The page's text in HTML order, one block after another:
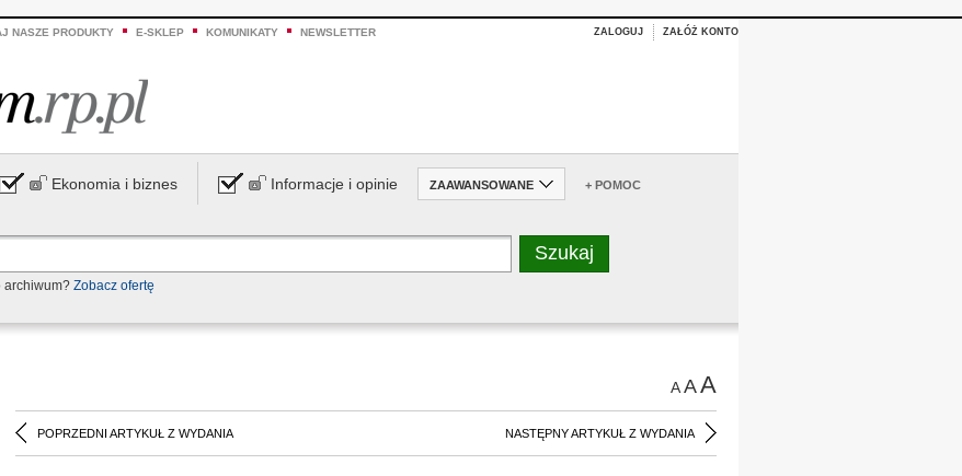
NASZE PRODUKTY E-SKLEP KOMUNIKATY NEWSLETTER ZALOGUJ ZAŁÓŻ KONTO
Ekonomia i biznes Informacje i opinie ZAAWANSOWANE + POMOC
archiwum? Zobacz ofertę
AAA
POPRZEDNI ARTYKUŁ Z WYDANIA NASTĘPNY ARTYKUŁ Z WYDANIA